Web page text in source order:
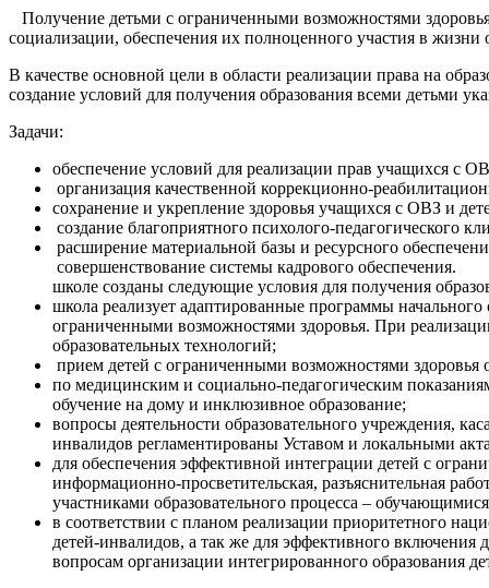
Получение детьми с ограниченными возможностями
социализации, обеспечения их полноценного участия в
В качестве основной цели в области реализации права на
создание условий для получения образования всеми детьми
Задачи:
обеспечение условий для реализации прав учащихся с
организация качественной коррекционно-
сохранение и укрепление здоровья учащихся с ОВЗ и
создание благоприятного психолого-педагогического
расширение материальной базы и ресурсного
школе созданы следующие условия для получения
школа реализует адаптированные программы
ограниченными возможностями здоровья. При
образовательных технологий;
прием детей с ограниченными возможностями
по медицинским и социально-педагогическим
обучение на дому и инклюзивное образование;
вопросы деятельности образовательного учреждения,
инвалидов регламентированы Уставом и локальными
для обеспечения эффективной интеграции детей с
информационно-просветительская, разъяснительная
участниками образовательного процесса –
в соответствии с планом реализации приоритетного
детей-инвалидов, а так же для эффективного
вопросам организации интегрированного образования